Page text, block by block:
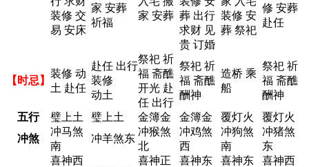
装修 交
易 安床
家 安葬
祈福
家 安葬 葬 出行
求财 见
贵 订婚
装修 安
葬 祭祀
修 安葬
赴任
【时忌】
装修 动
土 赴任
赴任 出行
装修
动土
祭祀 祈
福 斋醮
开光 赴
任 出行
祭祀 祈
福 斋醮
酬神
造桥 乘
船
祭祀 祈
福 斋醮
酬神
五行
璧上土 璧上土 金簿金 金簿金 覆灯火
覆灯火
冲煞
冲马煞
南
冲羊煞东
冲猴煞
北
冲鸡煞
西
冲狗煞
南
冲猪煞
东
喜神西
喜神正
喜神东
喜神东
喜神西